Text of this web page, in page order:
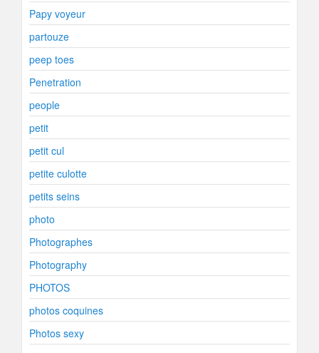
Papy voyeur
partouze
peep toes
Penetration
people
petit
petit cul
petite culotte
petits seins
photo
Photographes
Photography
PHOTOS
photos coquines
Photos sexy